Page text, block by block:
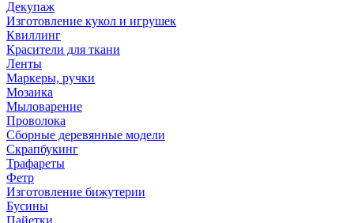
Декупаж
Изготовление кукол и игрушек
Квиллинг
Красители для ткани
Ленты
Маркеры, ручки
Мозаика
Мыловарение
Проволока
Сборные деревянные модели
Скрапбукинг
Трафареты
Фетр
Изготовление бижутерии
Бусины
Пайетки